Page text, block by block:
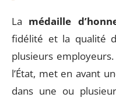
La médaille
fidélité et la qualité
plusieurs
l’État, met en avant
dans une ou